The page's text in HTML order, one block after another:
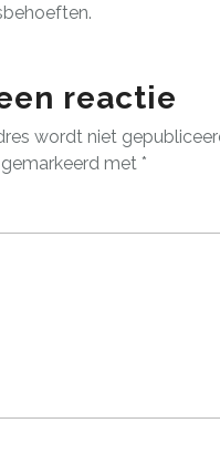
reactie
wordt niet
met *